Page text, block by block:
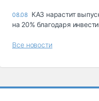
08.08 КАЗ нарастит
на 20% благодаря
Все новости